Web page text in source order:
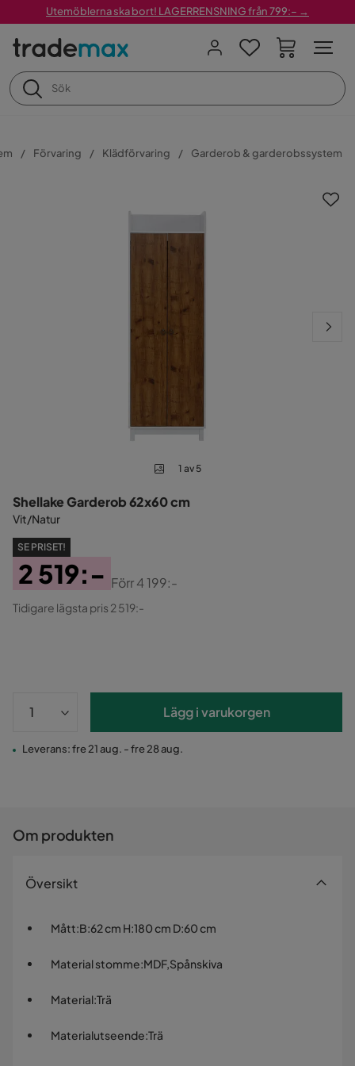
Utemöblerna ska bort! LAGERRENSNING från 799:– →
Förvaring Klädförvaring Garderob & garderobssystem
1 av 5
Shellake Garderob 62x60 cm
Vit/Natur
SE PRISET!
Pris
2 519:-
Original
Förr4 199:-
Tidigare lägsta pris 2 519:-
Lägg i varukorgen
Leverans: fre 21 aug. - fre 28 aug.
Om produkten
Översikt
Mått:B:62 cm H:180 cm D:60 cm
Material stomme:MDF,Spånskiva
Material:Trä
Materialutseende:Trä